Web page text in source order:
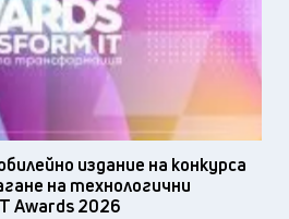
издание на конкурса
на технологични
Awards 2026